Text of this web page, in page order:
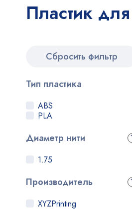
Пластик
Сбросить фильтр
Тип пластика
ABS
PLA
Диаметр нити
1.75
Производитель
XYZPrinting